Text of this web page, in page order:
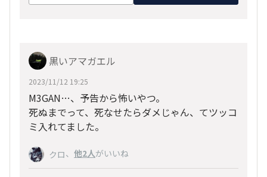
黒いアマガエル
2023/11/12 19:25
M3GAN…、予告から怖いやつ。
死ぬまでって、死なせたらダメじゃん、てツッコ
ミ入れてました。
クロ、 他2人がいいね